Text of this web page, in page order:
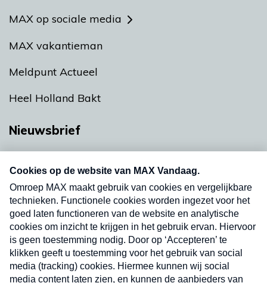
MAX op sociale media
MAX vakantieman
Meldpunt Actueel
Heel Holland Bakt
Nieuwsbrief
nieuwsbrief. Elke vrijdag- en dinsdagochtend in
uw mailbox.
Verzend